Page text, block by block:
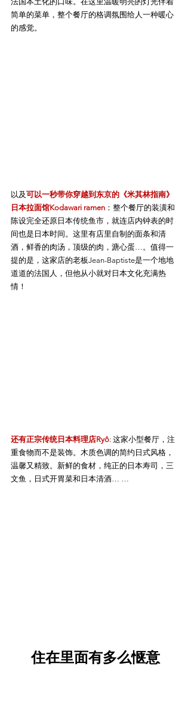
简单的菜单，整个餐厅的格调氛围给人一种暖心
的感觉。
以及可以一秒带你穿越到东京的《米其林指南》
日本拉面馆Kodawari ramen ：整个餐厅的装潢和
陈设完全还原日本传统鱼市，就连店内钟表的时
间也是日本时间。这里有店里自制的面条和清
酒，鲜香的肉汤，顶级的肉，溏心蛋…。值得一
提的是，这家店的老板Jean-Baptiste是一个地地
道道的法国人，但他从小就对日本文化充满热
情！
还有正宗传统日本料理店Ryô: 这家小型餐厅，注
重食物而不是装饰。木质色调的简约日式风格，
温馨又精致。新鲜的食材，纯正的日本寿司，三
文鱼，日式开胃菜和日本清酒… …
住在里面有多么惬意